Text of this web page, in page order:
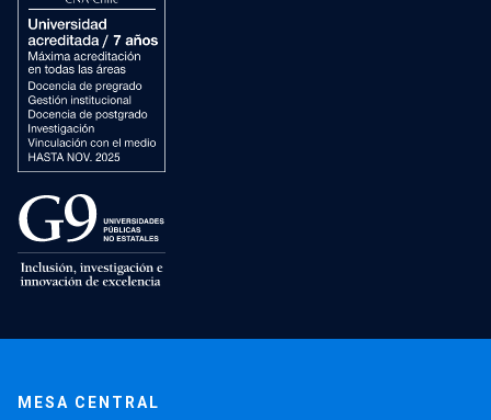
MESA CENTRAL